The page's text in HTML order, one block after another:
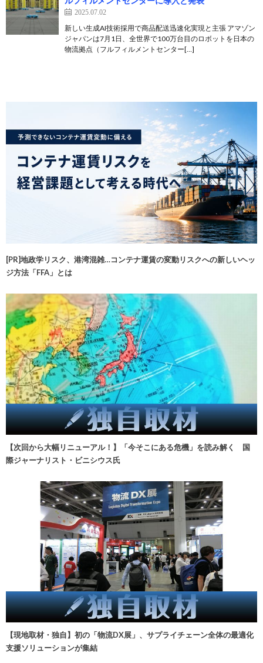
2025.07.02
新しい生成AI技術採用で商品配送迅速化実現と主張 アマゾン
ジャパンは7月1日、全世界で100万台目のロボットを日本の
物流拠点（フルフィルメントセンター[…]
[PR]地政学リスク、港湾混雑…コンテナ運賃の変動リスクへの新しいヘッ
ジ方法「FFA」とは
【次回から大幅リニューアル！】「今そこにある危機」を読み解く 国
際ジャーナリスト・ビニシウス氏
【現地取材・独自】初の「物流DX展」、サプライチェーン全体の最適化
支援ソリューションが集結